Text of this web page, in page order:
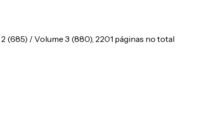
(685) / Volume 3 (880), 2201 páginas no total